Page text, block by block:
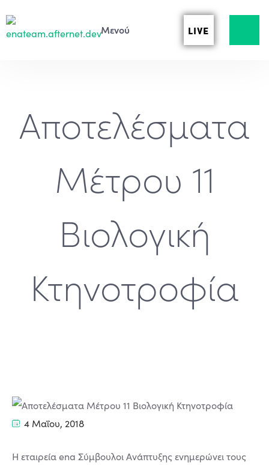
LIVE
Αποτελέσματα
Μέτρου 11
Βιολογική
Κτηνοτροφία
4 Μαΐου, 2018
Η εταιρεία ena Σύμβουλοι Ανάπτυξης ενημερώνει τους